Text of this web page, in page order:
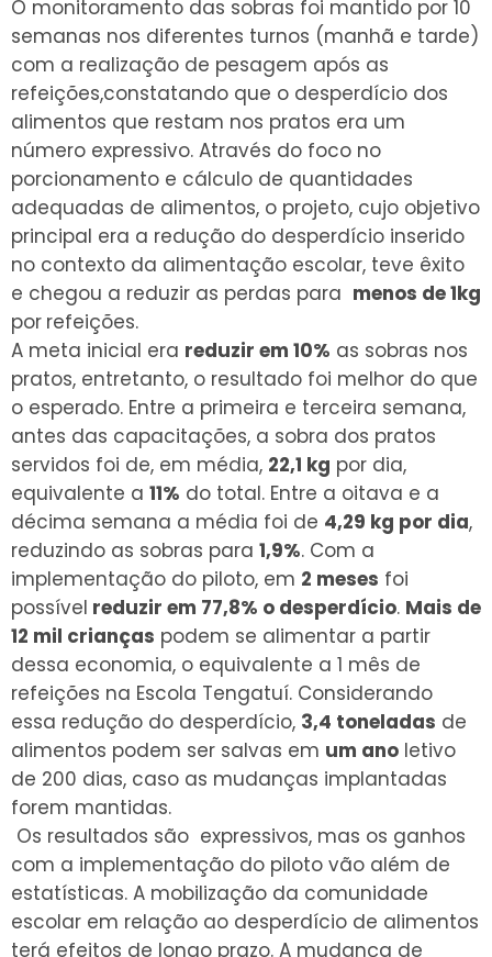
O monitoramento das sobras foi mantido por 10
semanas nos diferentes turnos (manhã e tarde)
com a realização de pesagem após as
refeições,constatando que o desperdício dos
alimentos que restam nos pratos era um
número expressivo. Através do foco no
porcionamento e cálculo de quantidades
adequadas de alimentos, o projeto, cujo objetivo
principal era a redução do desperdício inserido
no contexto da alimentação escolar, teve êxito
e chegou a reduzir as perdas para menos de 1kg
por refeições.
A meta inicial era reduzir em 10% as sobras nos
pratos, entretanto, o resultado foi melhor do que
o esperado. Entre a primeira e terceira semana,
antes das capacitações, a sobra dos pratos
servidos foi de, em média, 22,1 kg por dia,
equivalente a 11% do total. Entre a oitava e a
décima semana a média foi de 4,29 kg por dia,
reduzindo as sobras para 1,9%. Com a
implementação do piloto, em 2 meses foi
possível reduzir em 77,8% o desperdício. Mais de
12 mil crianças podem se alimentar a partir
dessa economia, o equivalente a 1 mês de
refeições na Escola Tengatuí. Considerando
essa redução do desperdício, 3,4 toneladas de
alimentos podem ser salvas em um ano letivo
de 200 dias, caso as mudanças implantadas
forem mantidas.
Os resultados são expressivos, mas os ganhos
com a implementação do piloto vão além de
estatísticas. A mobilização da comunidade
escolar em relação ao desperdício de alimentos
terá efeitos de longo prazo. A mudança de